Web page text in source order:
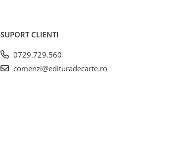
SUPORT CLIENTI
0729.729.560
comenzi@edituradecarte.ro